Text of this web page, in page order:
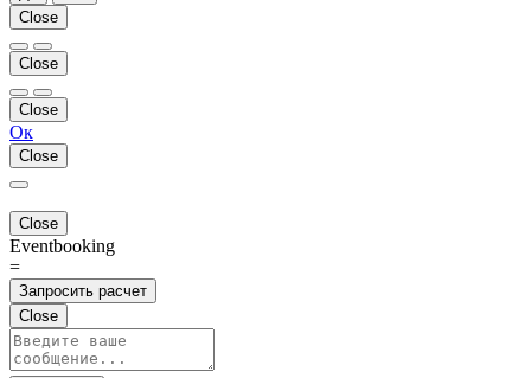
Close
Close
Close
Ок
Close
Close
Eventbooking
=
Запросить расчет
Close